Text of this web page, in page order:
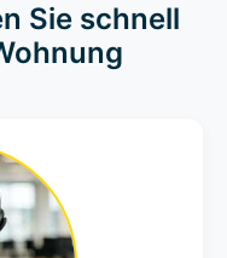
Sie schnell